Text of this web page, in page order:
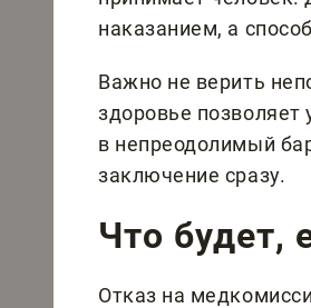
наказанием, а
Важно не верить
здоровье
в непреодолимый
заключение сразу.
Что будет,
Отказ на